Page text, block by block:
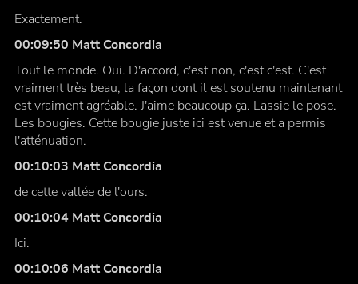
Exactement.
00:09:50 Matt Concordia
Tout le monde. Oui. D'accord, c'est non, c'est c'est. C'est
vraiment très beau, la façon dont il est soutenu maintenant
est vraiment agréable. J'aime beaucoup ça. Lassie le pose.
Les bougies. Cette bougie juste ici est venue et a permis
l'atténuation.
00:10:03 Matt Concordia
de cette vallée de l'ours.
00:10:04 Matt Concordia
Ici.
00:10:06 Matt Concordia